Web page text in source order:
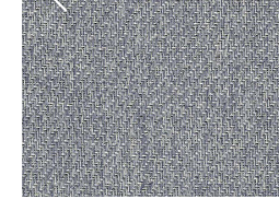
サステナブル商品
ノンワックス床タイル
壁紙機能性ガイド
ホテル・オフィス・店舗
モデルハウス
新築戸建・マンション
#リリカラのある暮らし
ショールーム
ショールーム トップ
東京ショールーム
大阪ショールーム
お客様サポート
お客様サポート トップ